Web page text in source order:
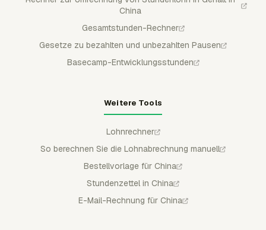
China
Gesamtstunden-Rechner
Gesetze zu bezahlten und unbezahlten Pausen
Basecamp-Entwicklungsstunden
Weitere Tools
Lohnrechner
So berechnen Sie die Lohnabrechnung manuell
Bestellvorlage für China
Stundenzettel in China
E-Mail-Rechnung für China